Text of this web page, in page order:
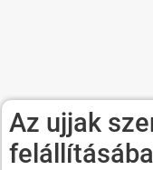
Az ujjak